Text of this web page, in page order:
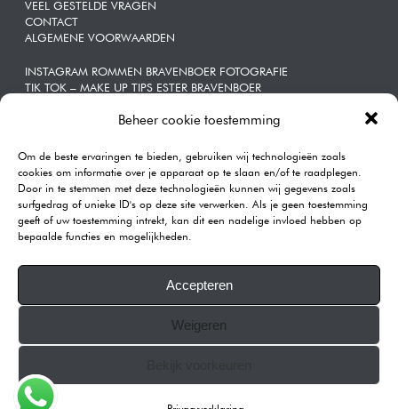
Beheer cookie toestemming
Om de beste ervaringen te bieden, gebruiken wij technologieën zoals
cookies om informatie over je apparaat op te slaan en/of te raadplegen.
Door in te stemmen met deze technologieën kunnen wij gegevens zoals
surfgedrag of unieke ID's op deze site verwerken. Als je geen toestemming
geeft of uw toestemming intrekt, kan dit een nadelige invloed hebben op
bepaalde functies en mogelijkheden.
Accepteren
Weigeren
Privacyverklaring
VEEL GESTELDE VRAGEN
CONTACT
ALGEMENE VOORWAARDEN
INSTAGRAM ROMMEN BRAVENBOER FOTOGRAFIE
TIK TOK – MAKE UP TIPS ESTER BRAVENBOER
ZAKELIJKE | PORTRETTEN
CONTACT
Rommen | Bravenboer Fotografie
Katendrechtse Lagedijk 443A
3082GB Rotterdam
Our Reviews on Google